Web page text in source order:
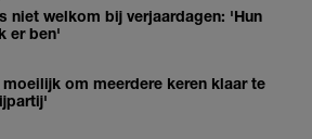
niet welkom bij verjaardagen: 'Hun
er ben'
moeilijk om meerdere keren klaar te